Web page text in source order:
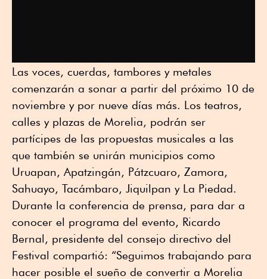
Las voces, cuerdas, tambores y metales
comenzarán a sonar a partir del próximo 10 de
noviembre y por nueve días más. Los teatros,
calles y plazas de Morelia, podrán ser
partícipes de las propuestas musicales a las
que también se unirán municipios como
Uruapan, Apatzingán, Pátzcuaro, Zamora,
Sahuayo, Tacámbaro, Jiquilpan y La Piedad.
Durante la conferencia de prensa, para dar a
conocer el programa del evento, Ricardo
Bernal, presidente del consejo directivo del
Festival compartió: “Seguimos trabajando para
hacer posible el sueño de convertir a Morelia